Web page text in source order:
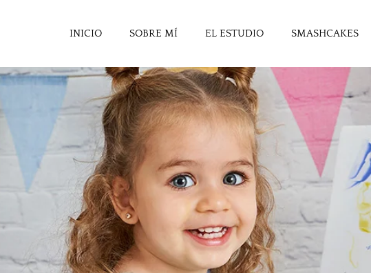
INICIO SOBRE MÍ EL ESTUDIO SMASHCAKES